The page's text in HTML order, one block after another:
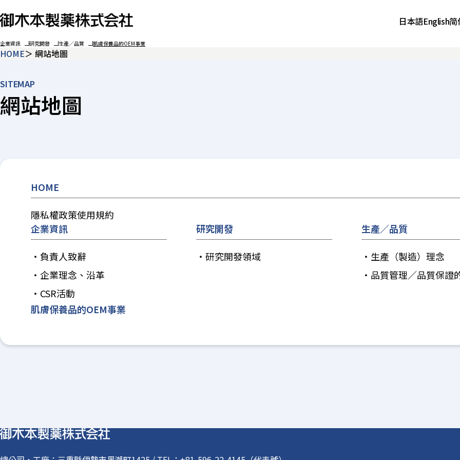
日本語English简
企業資訊 研究開發 生產／品質 肌膚保養品的OEM事業
HOME 網站地圖
SITEMAP
網站地圖
HOME
隱私權政策使用規約
企業資訊
負責人致辭
企業理念、沿革
CSR活動
研究開發
研究開發領域
生產／品質
生產（製造）理念
品質管理／品質保證
肌膚保養品的OEM事業